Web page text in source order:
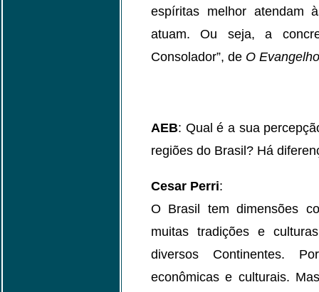
espíritas melhor atendam
atuam. Ou seja, a
Consolador”, de O
AEB: Qual é a sua
regiões do Brasil? Há
Cesar Perri:
O Brasil tem dimensões
muitas tradições e
diversos Continentes.
econômicas e culturais.